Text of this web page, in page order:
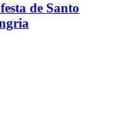
de Santo